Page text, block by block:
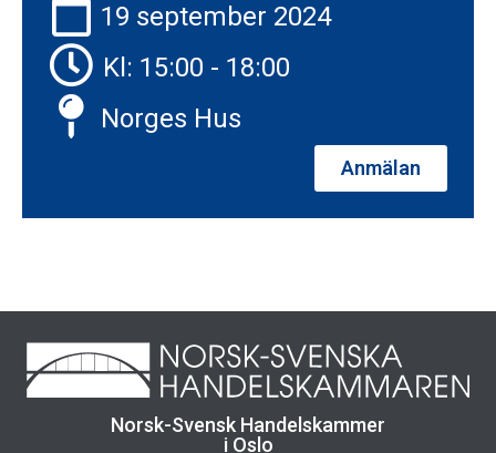
19 september 2024
Kl: 15:00 - 18:00
Norges Hus
Anmälan
Norsk-Svensk Handelskammer
i Oslo